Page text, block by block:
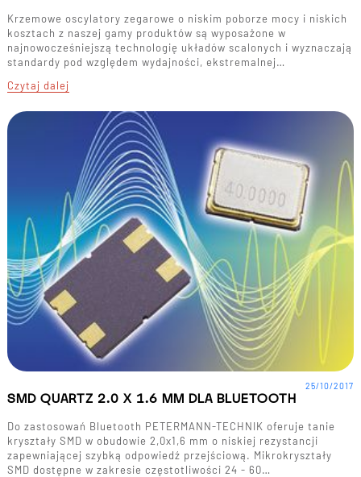
Krzemowe oscylatory zegarowe o niskim poborze mocy i niskich
kosztach z naszej gamy produktów są wyposażone w
najnowocześniejszą technologię układów scalonych i wyznaczają
standardy pod względem wydajności, ekstremalnej…
Czytaj dalej
SMD QUARTZ 2.0 X 1.6 MM DLA BLUETOOTH
Do zastosowań Bluetooth PETERMANN-TECHNIK oferuje tanie
kryształy SMD w obudowie 2,0x1,6 mm o niskiej rezystancji
zapewniającej szybką odpowiedź przejściową. Mikrokryształy
SMD dostępne w zakresie częstotliwości 24 - 60…
25/10/2017